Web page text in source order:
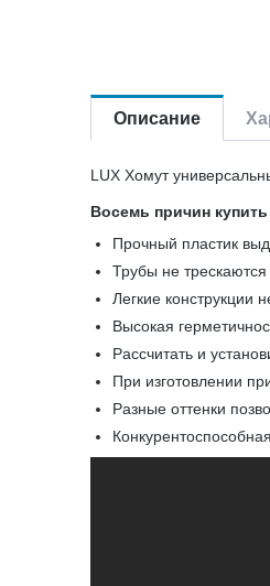
Описание
LUX Хомут
Восемь причин
Прочный пластик
Трубы не
Легкие конструкции
Высокая
Рассчитать и
При изготовлении
Разные оттенки